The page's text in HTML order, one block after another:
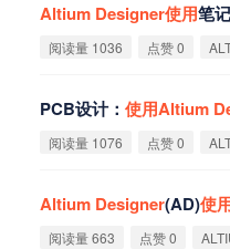
Altium Designer使用笔
阅读量 1036 点赞 0
PCB设计： 使用Altium
阅读量 1076 点赞 0
Altium Designer(AD)使
阅读量 663 点赞 0